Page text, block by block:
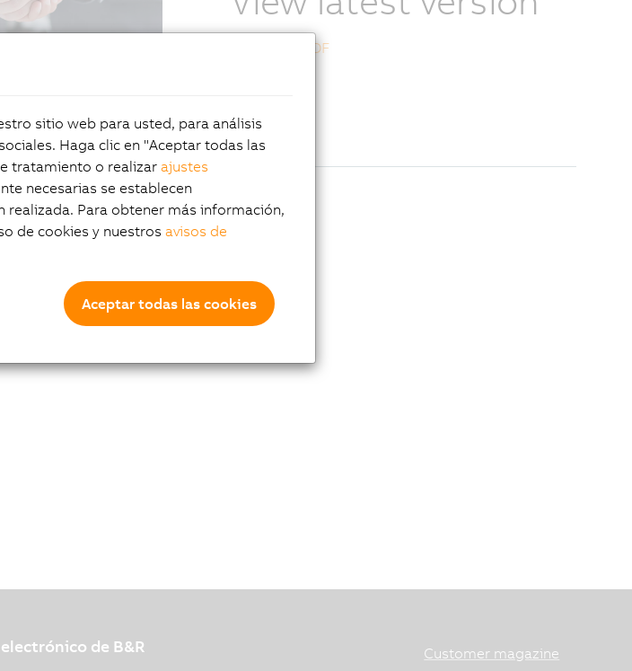
Download PDF
de B&R Customer magazine
sitio web para usted, para análisis
Haga clic en "Aceptar todas las
tratamiento o realizarajustes
necesarias se establecen
realizada. Para obtener más información,
de cookies y nuestros avisos de
Aceptar todas las cookies